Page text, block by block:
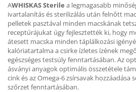
AWHISKAS Sterile a legmagasabb
ivartalanítás és sterilizálás után felnőtt
pelletek pasztával minden macskának
receptúrájukat úgy fejlesztették ki, hogy
átesett macska minden táplálkozási
kalóriatartalma a csirke ízletes ízének
egészséges testsúly fenntartásában. Az
ásványi anyagok optimális összetétele
cink és az Omega-6 zsírsavak hozzáadása
szőrzet fenntartásában.